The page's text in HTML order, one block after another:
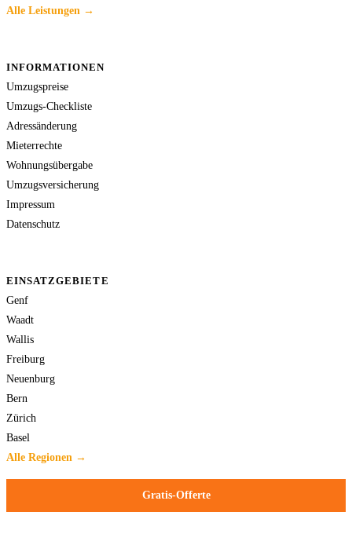
Alle Leistungen →
INFORMATIONEN
Umzugspreise
Umzugs-Checkliste
Adressänderung
Mieterrechte
Wohnungsübergabe
Umzugsversicherung
Impressum
Datenschutz
EINSATZGEBIETE
Genf
Waadt
Wallis
Freiburg
Neuenburg
Bern
Zürich
Basel
Alle Regionen →
Gratis-Offerte